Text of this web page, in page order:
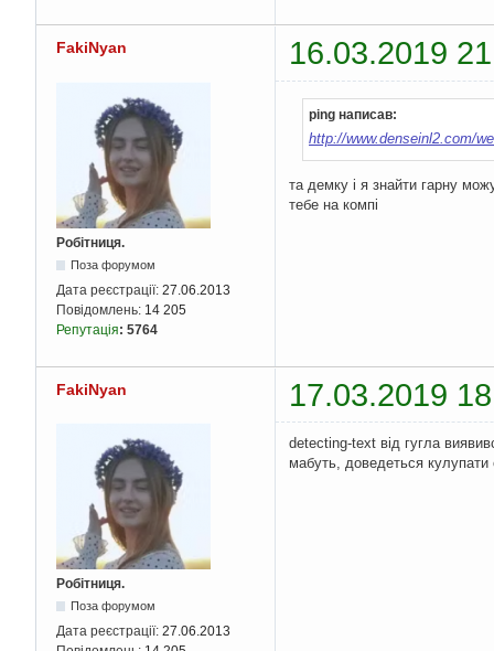
FakiNyan 16.03.2019
Робітниця.
Поза форумом
Дата реєстрації: 27.06.2013
Повідомлень: 14 205
Репутація: 5764
ping написав:
http://www.denseinl2.com/
та демку і я знайти гарну
тебе на компі
FakiNyan 17.03.2019
Робітниця.
Поза форумом
Дата реєстрації: 27.06.2013
detecting-text від гугла
мабуть, доведеться кулупати